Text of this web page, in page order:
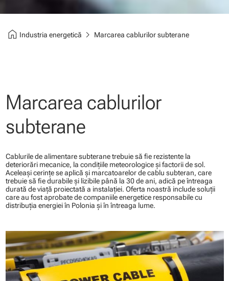
home Industria energetică chevron_right Marcarea cablurilor subterane
Marcarea cablurilor
subterane
Cablurile de alimentare subterane trebuie să fie rezistente la
deteriorări mecanice, la condiţiile meteorologice şi factorii de sol.
Aceleaşi cerinţe se aplică şi marcatoarelor de cablu subteran, care
trebuie să fie durabile şi lizibile până la 30 de ani, adică pe întreaga
durată de viaţă proiectată a instalaţiei. Oferta noastră include soluţii
care au fost aprobate de companiile energetice responsabile cu
distribuţia energiei în Polonia şi în întreaga lume.